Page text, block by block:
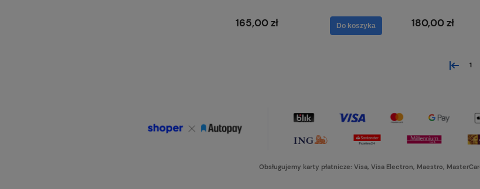
165,00 zł Do koszyka 180,00 zł
« 1
Obsługujemy karty płatnicze: Visa, Visa Electron, Maestro,